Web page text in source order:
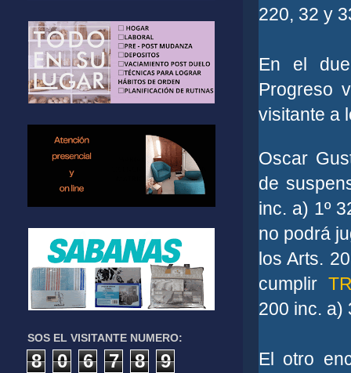
220, 32 y
En el
Progreso
visitante a
Oscar
de
inc. a) 1º
no podrá
los Arts.
cumplir
200 inc. a)
El otro
SOS EL VISITANTE NUMERO:
8 0 6 7 8 9